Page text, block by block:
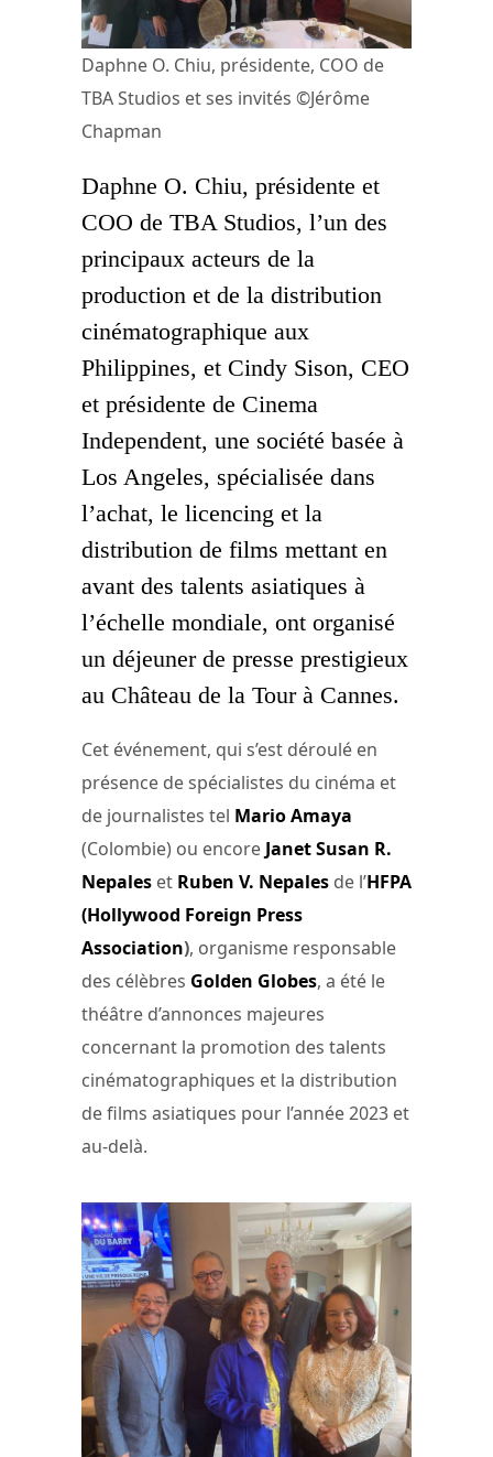
Daphne O. Chiu, présidente, COO de
TBA Studios et ses invités ©Jérôme
Chapman
Daphne O. Chiu, présidente et
COO de TBA Studios, l’un des
principaux acteurs de la
production et de la distribution
cinématographique aux
Philippines, et Cindy Sison, CEO
et présidente de Cinema
Independent, une société basée à
Los Angeles, spécialisée dans
l’achat, le licencing et la
distribution de films mettant en
avant des talents asiatiques à
l’échelle mondiale, ont organisé
un déjeuner de presse prestigieux
au Château de la Tour à Cannes.
Cet événement, qui s’est déroulé en
présence de spécialistes du cinéma et
de journalistes tel Mario Amaya
(Colombie) ou encore Janet Susan R.
Nepales et Ruben V. Nepales de l’HFPA
(Hollywood Foreign Press
Association), organisme responsable
des célèbres Golden Globes, a été le
théâtre d’annonces majeures
concernant la promotion des talents
cinématographiques et la distribution
de films asiatiques pour l’année 2023 et
au-delà.